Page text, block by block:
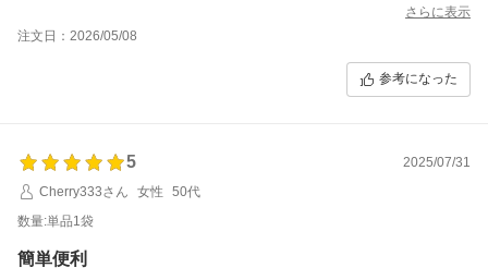
さらに表示
注文日：2026/05/08
参考になった
5
2025/07/31
Cherry333さん
女性
50代
数量:単品1袋
簡単便利